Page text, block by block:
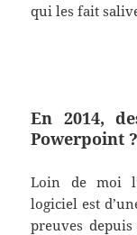
qui les fait
En 2014,
Powerpoint ?
Loin de moi
logiciel est
preuves